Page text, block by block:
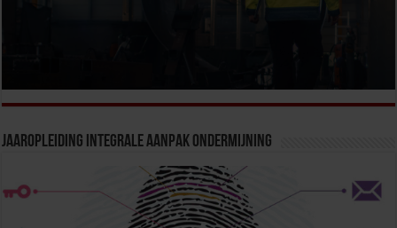
Jaaropleiding Integrale Aanpak Ondermijning